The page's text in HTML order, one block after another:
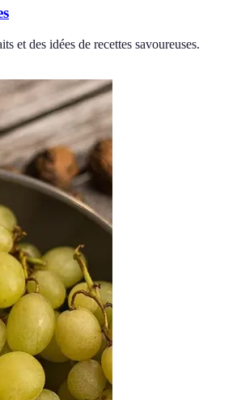
et des idées de recettes savoureuses.